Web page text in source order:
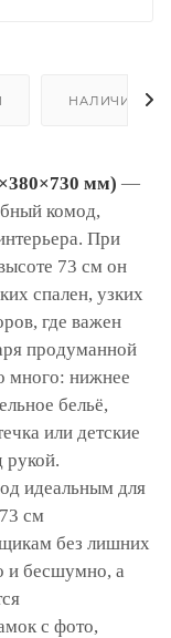
НАЛИЧИЕ
мм) —
комод,
При
73 см он
спален, узких
где важен
продуманной
много: нижнее
бельё,
или детские
рукой.
идеальным для
см
без лишних
и бесшумно, а
с фото,